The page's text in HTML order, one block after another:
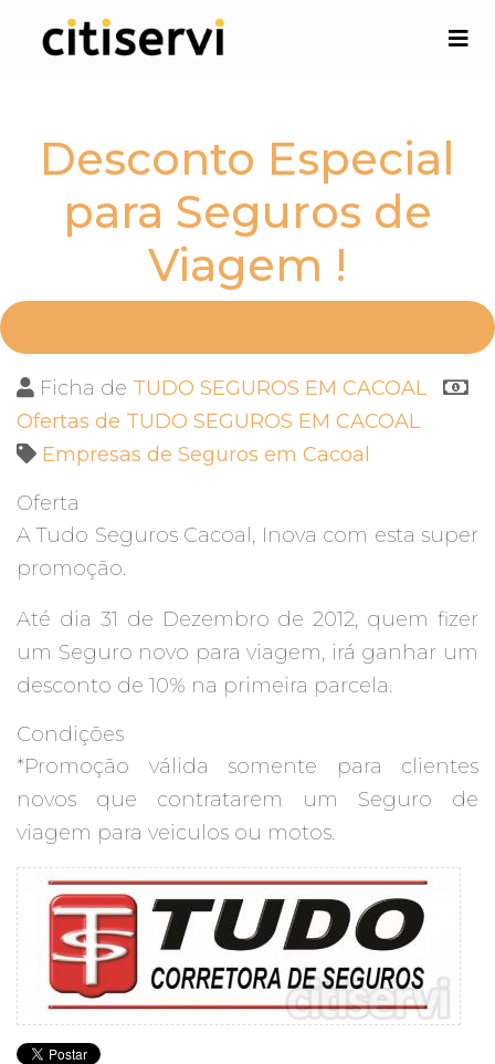
Desconto Especial
para Seguros de
Viagem !
Ficha de TUDO SEGUROS EM CACOAL
Ofertas de TUDO SEGUROS EM CACOAL
Empresas de Seguros em Cacoal
Oferta
A Tudo Seguros Cacoal, Inova com esta super
promoção.
Até dia 31 de Dezembro de 2012, quem fizer
um Seguro novo para viagem, irá ganhar um
desconto de 10% na primeira parcela.
Condições
*Promoção válida somente para clientes
novos que contratarem um Seguro de
viagem para veiculos ou motos.